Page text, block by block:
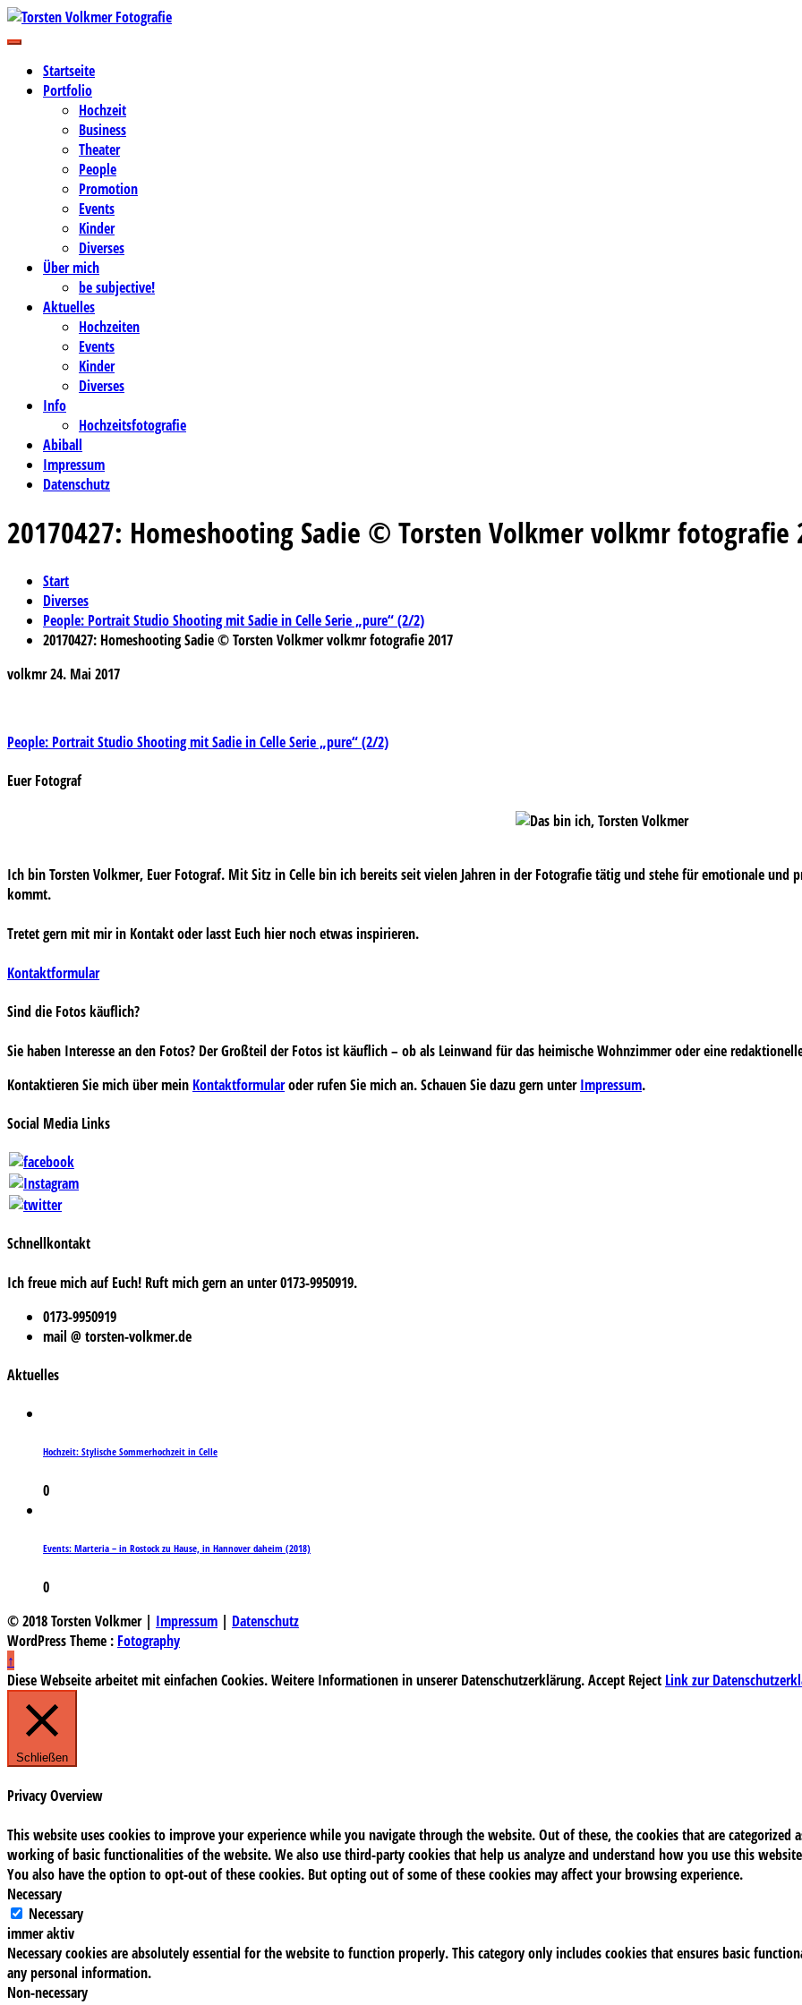
Zum
Inhalt
Torsten Volkmer Fotografie
Business-, Portrait- und Hochzeitsfotografie
Startseite
Portfolio
Hochzeit
Business
Theater
People
Promotion
Events
Kinder
Diverses
Über mich
be subjective!
Aktuelles
Hochzeiten
Events
Kinder
Diverses
Info
Hochzeitsfotografie
Abiball
Impressum
Datenschutz
20170427: Homeshooting Sadie © Torsten Volkmer volkmr fotografie
Start
Diverses
People: Portrait Studio Shooting mit Sadie in Celle Serie „pure“ (2/2)
20170427: Homeshooting Sadie © Torsten Volkmer volkmr fotografie 2017
volkmr24. Mai 2017
Beitragsnavigation
People: Portrait Studio Shooting mit Sadie in Celle Serie „pure“ (2/2)
Euer Fotograf
Ich bin Torsten Volkmer, Euer Fotograf. Mit Sitz in Celle bin ich bereits seit vielen Jahren in der Fotografie tätig und stehe für emotionale
kommt.
Tretet gern mit mir in Kontakt oder lasst Euch hier noch etwas inspirieren.
Kontaktformular
Sind die Fotos käuflich?
Sie haben Interesse an den Fotos? Der Großteil der Fotos ist käuflich – ob als Leinwand für das heimische Wohnzimmer oder eine
Kontaktieren Sie mich über mein Kontaktformularoder rufen Sie mich an. Schauen Sie dazu gern unterImpressum.
Social Media Links
Schnellkontakt
Ich freue mich auf Euch! Ruft mich gern an unter 0173-9950919.
0173-9950919
mail @ torsten-volkmer.de
Aktuelles
Hochzeit: Stylische Sommerhochzeit in Celle
0
Events: Marteria – in Rostock zu Hause, in Hannover daheim (2018)
0
© 2018 Torsten Volkmer | Impressum | Datenschutz
WordPress Theme : Fotography
↑
Diese Webseite arbeitet mit einfachen Cookies. Weitere Informationen in unserer Datenschutzerklärung.Accept Reject Link zur
Schließen
Privacy Overview
This website uses cookies to improve your experience while you navigate through the website. Out of these, the cookies that are categorized
working of basic functionalities of the website. We also use third-party cookies that help us analyze and understand how you use this
You also have the option to opt-out of these cookies. But opting out of some of these cookies may affect your browsing experience.
Necessary
Necessary
immer aktiv
Necessary cookies are absolutely essential for the website to function properly. This category only includes cookies that ensures basic
any personal information.
Non-necessary